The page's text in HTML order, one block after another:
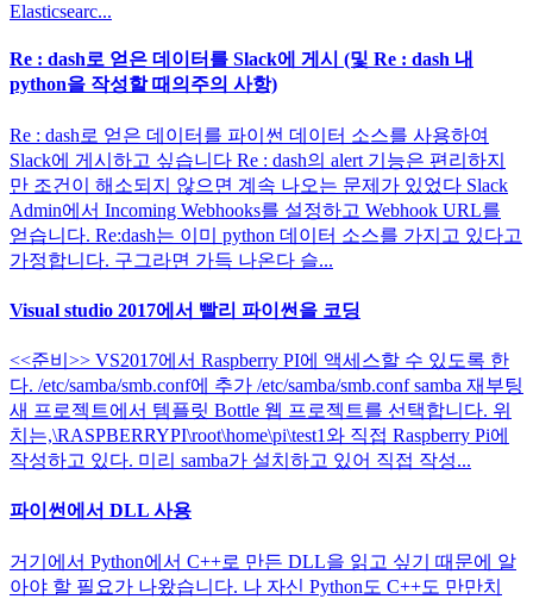
Elasticsearc...
Re : dash로 얻은 데이터를 Slack에 게시 (및 Re : dash 내
python을 작성할 때의주의 사항)
Re : dash로 얻은 데이터를 파이썬 데이터 소스를 사용하여
Slack에 게시하고 싶습니다 Re : dash의 alert 기능은 편리하지
만 조건이 해소되지 않으면 계속 나오는 문제가 있었다 Slack
Admin에서 Incoming Webhooks를 설정하고 Webhook URL를
얻습니다. Re:dash는 이미 python 데이터 소스를 가지고 있다고
가정합니다. 구그라면 가득 나온다 슬...
Visual studio 2017에서 빨리 파이썬을 코딩
<<준비>> VS2017에서 Raspberry PI에 액세스할 수 있도록 한
다. /etc/samba/smb.conf에 추가 /etc/samba/smb.conf samba 재부팅
새 프로젝트에서 템플릿 Bottle 웹 프로젝트를 선택합니다. 위
치는,\RASPBERRYPI\root\home\pi\test1와 직접 Raspberry Pi에
작성하고 있다. 미리 samba가 설치하고 있어 직접 작성...
파이썬에서 DLL 사용
거기에서 Python에서 C++로 만든 DLL을 읽고 싶기 때문에 알
아야 할 필요가 나왔습니다. 나 자신 Python도 C++도 만만치